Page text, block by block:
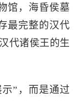
馆，海昏侯墓
最完整的汉代
代诸侯王的生
”，而是通过